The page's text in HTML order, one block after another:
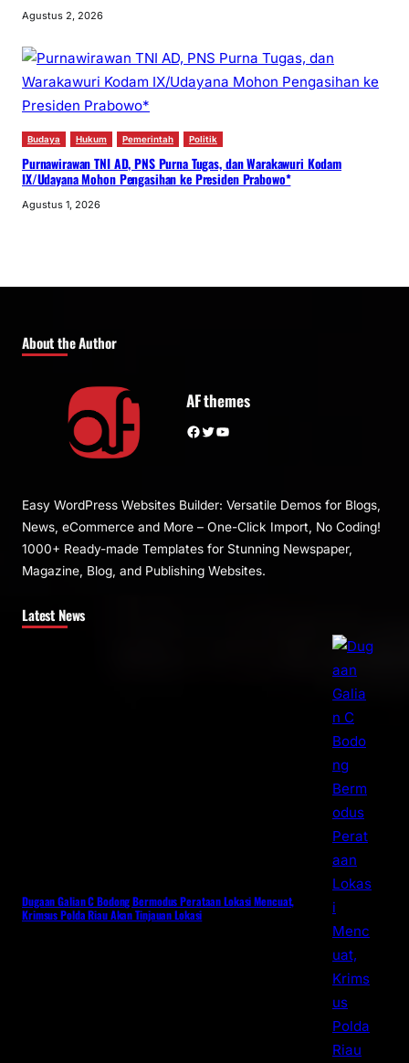
Agustus 2, 2026
Budaya Hukum Pemerintah Politik
Purnawirawan TNI AD, PNS Purna Tugas, dan Warakawuri Kodam
IX/Udayana Mohon Pengasihan ke Presiden Prabowo*
Agustus 1, 2026
About the Author
AF themes
Facebook Twitter YouTube
Easy WordPress Websites Builder: Versatile Demos for Blogs,
News, eCommerce and More – One-Click Import, No Coding!
1000+ Ready-made Templates for Stunning Newspaper,
Magazine, Blog, and Publishing Websites.
Latest News
Dugaan Galian C Bodong Bermodus Perataan Lokasi Mencuat,
Krimsus Polda Riau Akan Tinjauan Lokasi